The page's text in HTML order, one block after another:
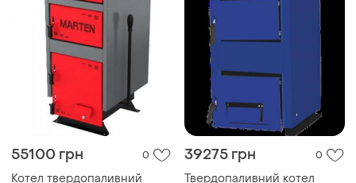
55100 грн 0
Котел твердопаливний
39275 грн 0
Твердопаливний котел